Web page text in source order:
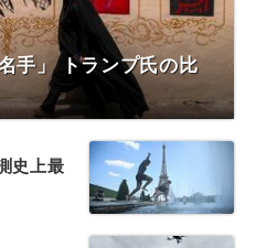
手」 トランプ氏の比
史上最